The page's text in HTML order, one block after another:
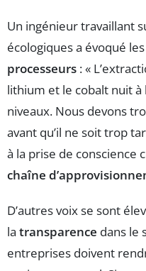
Un ingénieur travaillant
écologiques a évoqué
processeurs : «
lithium et le cobalt nuit à
niveaux. Nous devons
avant qu’il ne soit trop
à la prise de conscience
chaîne
D’autres voix se sont
la transparence dans le
entreprises doivent